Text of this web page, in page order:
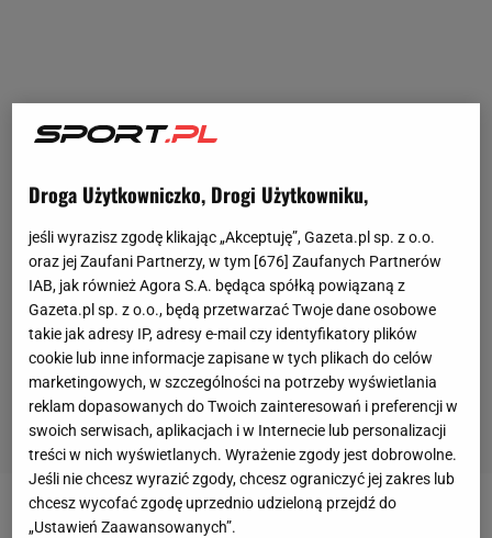
ArturoVidalnie należy w tym sezonie do
Droga Użytkowniczko, Drogi Użytkowniku,
jeśli wyrazisz zgodę klikając „Akceptuję”, Gazeta.pl sp. z o.o.
oraz jej Zaufani Partnerzy, w tym [676] Zaufanych Partnerów
IAB, jak również Agora S.A. będąca spółką powiązaną z
Gazeta.pl sp. z o.o., będą przetwarzać Twoje dane osobowe
takie jak adresy IP, adresy e-mail czy identyfikatory plików
cookie lub inne informacje zapisane w tych plikach do celów
marketingowych, w szczególności na potrzeby wyświetlania
reklam dopasowanych do Twoich zainteresowań i preferencji w
swoich serwisach, aplikacjach i w Internecie lub personalizacji
treści w nich wyświetlanych. Wyrażenie zgody jest dobrowolne.
Jeśli nie chcesz wyrazić zgody, chcesz ograniczyć jej zakres lub
chcesz wycofać zgodę uprzednio udzieloną przejdź do
„Ustawień Zaawansowanych”.